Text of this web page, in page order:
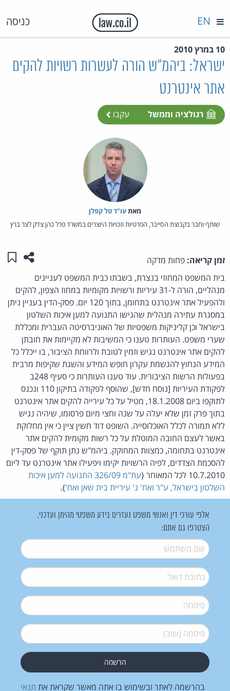
כניסה EN
10 במרץ 2010
ישראל: ביהמ"ש הורה לעשרות רשויות להקים
אתר אינטרנט
רגולציה וממשל עקבו
מאת‏עו"ד טל קפלן
שותף וחבר בקבוצת הסייבר, הפרטיות וזכויות היוצרים במשרד פרל כהן צדק לצר ברץ
זמן קריאה: פחות מדקה שתפו
בית המשפט המחוזי בנצרת, בשבתו כבית המשפט לעניינים
מנהליים, הורה ל-31 עיריות ורשויות מקומיות במחוז הצפון, להקים
ולהפעיל אתר אינטרנט בתחומן, בתוך 120 יום. פסק-הדין בעניין ניתן
במסגרת עתירה מנהלית שהגישו התנועה למען איכות השלטון
בישראל וכן קליניקות משפטיות של האוניברסיטה העברית ומכללת
שערי משפט. העותרות טענו כי המשיבות לא מקיימות את חובתן
להקים אתר אינטרנט נגיש וזמין לטובת ולרווחת הציבור, בו ייכלל כל
המידע הנחוץ להגשמת עקרון חופש המידע והשגת שקיפות מרבית
בפעולות הרשות הציבורית. עוד טענו העותרות כי סעיף 248ב
לפקודת העיריות [נוסח חדש], שהוסף לפקודה בתיקון 110 ונכנס
לתוקפו ביום 18.1.2008, מטיל על כל עירייה להקים אתר אינטרנט
בתוך פרק זמן שלא יעלה על שנה וחצי מיום פרסומו, שיהיה נגיש
ללא תמורה לכלל האוכלוסייה. השופט דוד חשין ציין כי אין מחלוקת
באשר לעצם החובה המוטלת על כל רשות מקומית להקים אתר
אינטרנט בתחומה, כמצוות המחוקק. ביהמ"ש נתן תוקף של פסק-דין
להסכמת הצדדים, לפיה הרשויות יקימו ויפעילו אתר אינטרנט עד ליום
10.7.2010 לכל המאוחר {
עת"מ 326/09 התנועה למען איכות
השלטון בישראל, ע"ר ואח' נ' עיריית בית שאן ואח'}.
אלפי עורכי דין ואנשי משפט נעזרים בידע משפטי מהימן ועדכני.
הצטרפו גם אתם:
שם משתמש*
דואל*
סיסמה*
סיסמה (שוב)*
בהרשמה לאתר ובשימוש בו אתה מאשר שקראת את תנאי